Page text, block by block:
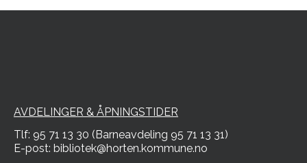
AVDELINGER & ÅPNINGSTIDER
Tlf: 95 71 13 30 (Barneavdeling 95 71 13 31)
E-post: bibliotek@horten.kommune.no